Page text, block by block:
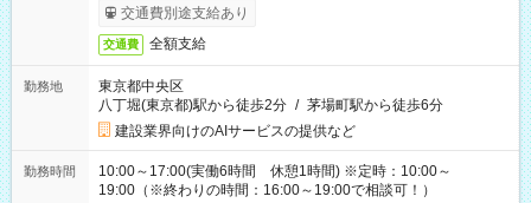
交通費別途支給あり
交通費 全額支給
勤務地
東京都中央区
八丁堀(東京都)駅から徒歩2分 / 茅場町駅から徒歩6分
建設業界向けのAIサービスの提供など
勤務時間
10:00～17:00(実働6時間 休憩1時間) ※定時：10:00～
19:00（※終わりの時間：16:00～19:00で相談可！）